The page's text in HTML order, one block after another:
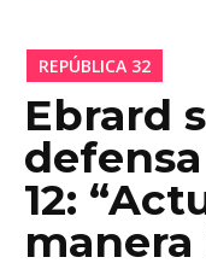
REPÚBLICA 32
Ebrard
12: